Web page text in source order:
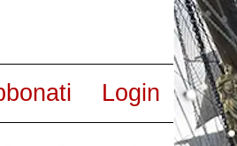
Login